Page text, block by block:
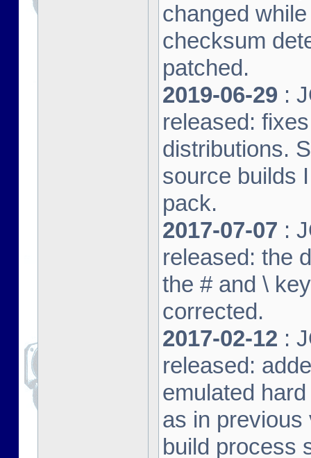
changed
checksum
patched.
2019-06-29 :
released:
distributions.
source builds
pack.
2017-07-07 :
released: the
the # and \
corrected.
2017-02-12 :
released:
emulated
as in previous
build process